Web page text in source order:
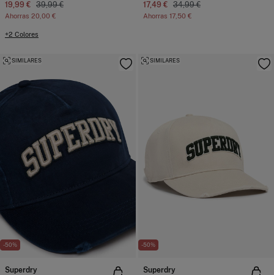
19,99 € 39,99 €
Ahorras 20,00 €
+2 Colores
17,49 € 34,99 €
Ahorras 17,50 €
-50%
SIMILARES
Superdry
-50%
SIMILARES
Superdry